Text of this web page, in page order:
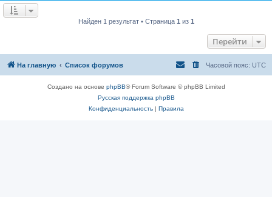
Найден 1 результат • Страница 1 из 1
Перейти
На главную Список форумов Часовой пояс: UTC
Создано на основе phpBB® Forum Software © phpBB Limited
Русская поддержка phpBB
Конфиденциальность| Правила